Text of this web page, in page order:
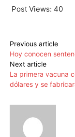
Post Views: 40
Previous article
Hoy conocen
Next article
La primera vacuna
dólares y se